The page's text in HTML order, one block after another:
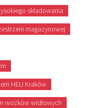
składowania
magazynowej
HELI Kraków
wozków widłowych